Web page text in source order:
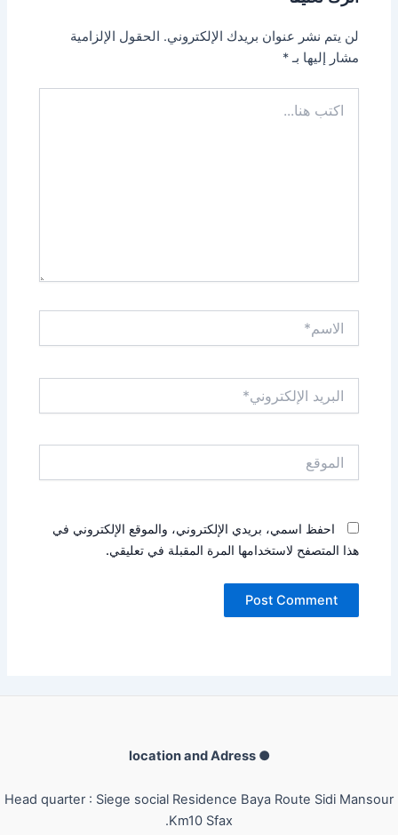
لن يتم نشر عنوان بريدك الإلكتروني. الحقول الإلزامية
مشار إليها بـ*
هنا...
الإلكتروني*
احفظ اسمي، بريدي الإلكتروني، والموقع الإلكتروني في
هذا المتصفح لاستخدامها المرة المقبلة في تعليقي.
● location and Adress
Head quarter : Siege social Residence Baya Route Sidi Mansour
Km10 Sfax.